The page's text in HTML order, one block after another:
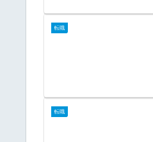
転職
転職